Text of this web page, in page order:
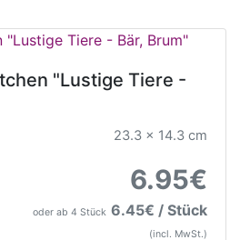
"Lustige Tiere -
23.3 x 14.3 cm
6.95€
oder ab 4 Stück 6.45€ / Stück
(incl. MwSt.)